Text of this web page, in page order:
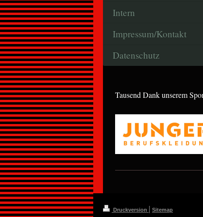
Intern
Impressum/Kontakt
Datenschutz
Tausend Dank unserem
Druckversion | Sitemap